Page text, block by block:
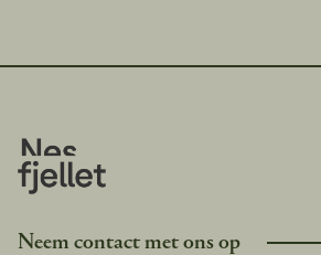
Neem contact met ons op